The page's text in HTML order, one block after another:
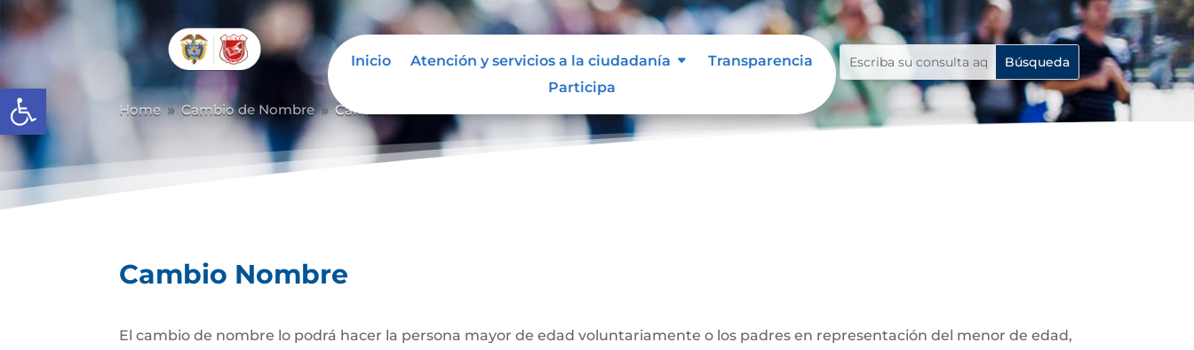
Abrir barra de herramientas
Inicio Atención y servicios a la ciudadanía
Transparencia
Participa
Home 9 Cambio de Nombre 9 Cambio Nombre
Cambio Nombre
El cambio de nombre lo podrá hacer la persona mayor de edad voluntariamente o los padres en representación del menor de edad,